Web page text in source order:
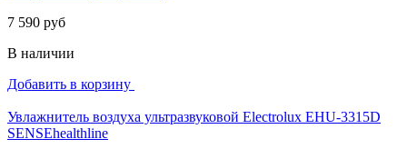
7 590 руб
В наличии
Добавить в корзину
Увлажнитель воздуха ультразвуковой Electrolux EHU-3315D
SENSEhealthline